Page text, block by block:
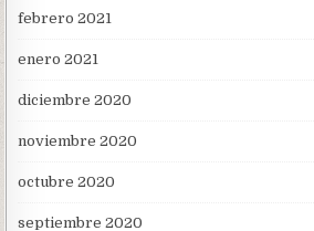
febrero 2021
enero 2021
diciembre 2020
noviembre 2020
octubre 2020
septiembre 2020